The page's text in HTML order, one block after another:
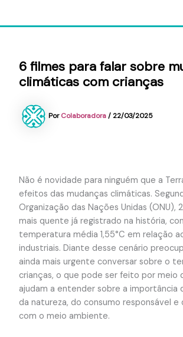
6 filmes para falar sobre
climáticas com crianças
PorColaboradora/22/03/2025
Não é novidade para ninguém que a
efeitos das mudanças climáticas.
Organização das Nações Unidas (ONU),
mais quente já registrado na história,
temperatura média 1,55°C em relação
industriais. Diante desse cenário
ainda mais urgente conversar sobre o
crianças, o que pode ser feito por meio
ajudam a entender sobre a importância
da natureza, do consumo responsável e
com o meio ambiente.